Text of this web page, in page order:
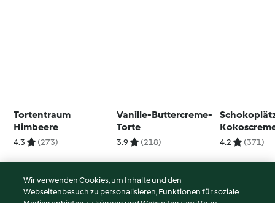
Tortentraum
Himbeere
4.3 (273)
Vanille-Buttercreme-
Torte
3.9 (218) 4.2 (371)
Wir verwenden Cookies, um Inhalte und den
Webseitenbesuch zu personalisieren, Funktionen für soziale